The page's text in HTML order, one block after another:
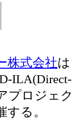
株式会社
プロジェ
する。